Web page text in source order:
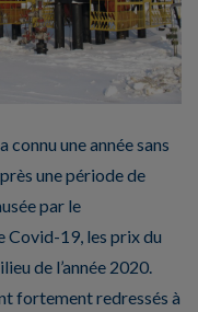
une année sans
une période de
par le
Covid-19, les prix du
de l’année 2020.
fortement redressés à